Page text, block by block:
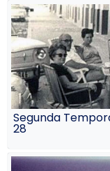
Segunda
28